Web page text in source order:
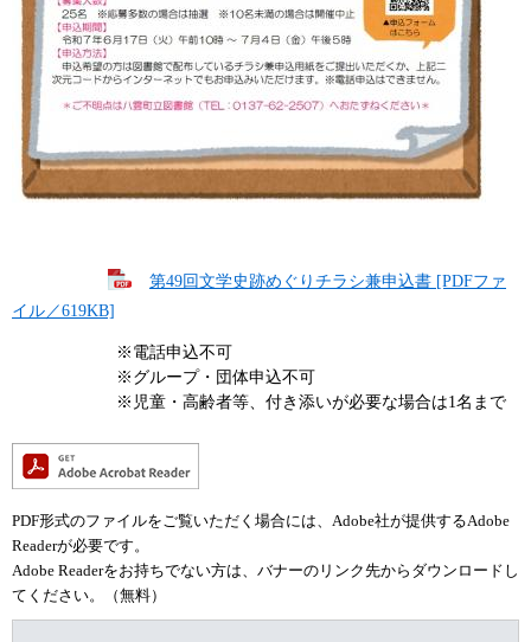
第49回文学史跡めぐりチラシ兼申込書 [PDFファ
イル／619KB]
※電話申込不可
※グループ・団体申込不可
※児童・高齢者等、付き添いが必要な場合は1名まで
PDF形式のファイルをご覧いただく場合には、Adobe社が提供するAdobe
Readerが必要です。
Adobe Readerをお持ちでない方は、バナーのリンク先からダウンロードし
てください。（無料）